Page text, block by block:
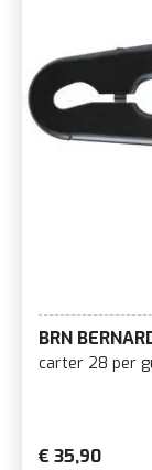
BRN
carter 28 per
€ 35,90